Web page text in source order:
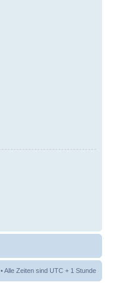
• Alle Zeiten sind UTC + 1 Stunde